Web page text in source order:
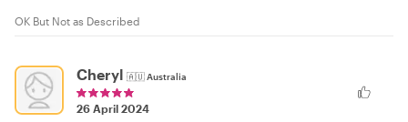
OK But Not as Described
Cheryl 🇦🇺Australia
26 April 2024